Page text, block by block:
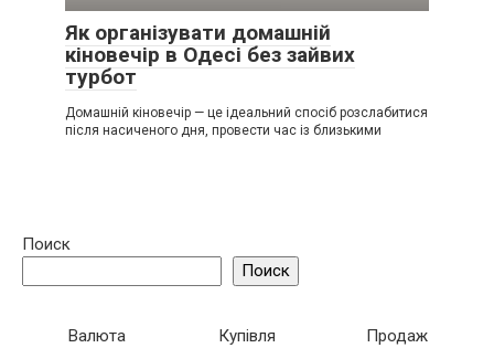
Як організувати домашній
кіновечір в Одесі без зайвих
турбот
Домашній кіновечір — це ідеальний спосіб розслабитися
після насиченого дня, провести час із близькими
Поиск
Поиск
Валюта Купівля
Продаж